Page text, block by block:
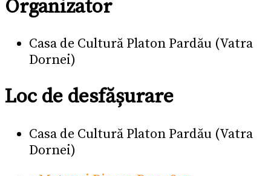
Organizator
Casa de Cultură Platon Pardău (Vatra
Dornei)
Loc de desfășurare
Casa de Cultură Platon Pardău (Vatra
Dornei)